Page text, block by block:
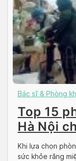
Bác sĩ & Phòng
Top 15
Hà Nội
tốt
Khi lựa chọn
sức khỏe răng